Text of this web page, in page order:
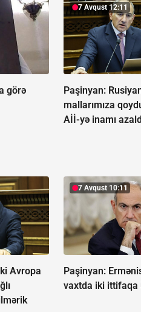
görə
7 Avqust 12:11
Paşinyan:
mallarımıza
Aİİ-yə inamı
Avropa
7 Avqust 10:11
Paşinyan:
vaxtda iki ittifaqa